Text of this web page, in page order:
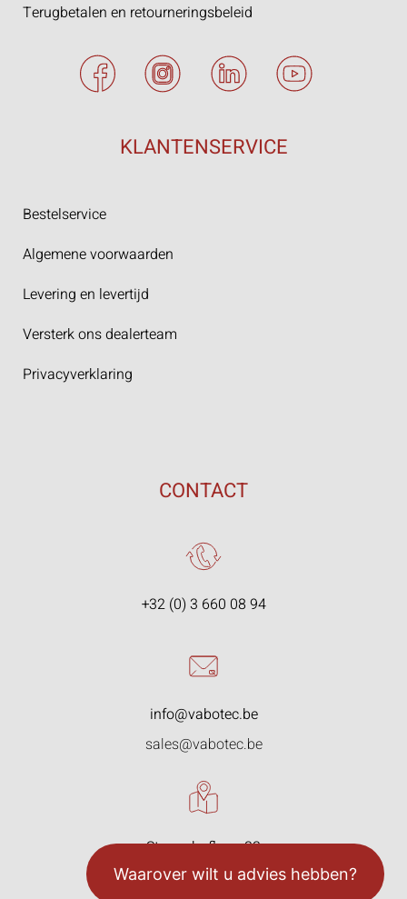
Waarover wilt u advies hebben?
Terugbetalen en retourneringsbeleid
KLANTENSERVICE
Bestelservice
Algemene voorwaarden
Levering en levertijd
Versterk ons dealerteam
Privacyverklaring
CONTACT
+32 (0) 3 660 08 94
info@vabotec.be
sales@vabotec.be
Starrenhoflaan 33
2950 Kapellen, België